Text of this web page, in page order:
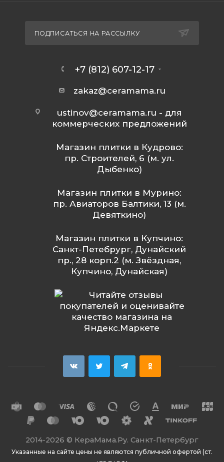
ПОДПИСАТЬСЯ НА РАССЫЛКУ
+7 (812) 607-12-17
zakaz@ceramama.ru
ustinov@ceramama.ru - для
коммерческих предложений
Магазин плитки в Кудрово:
пр. Строителей, 6 (м. ул.
Дыбенко)
Магазин плитки в Мурино:
пр. Авиаторов Балтики, 13 (м.
Девяткино)
Магазин плитки в Купчино:
Санкт-Петебрург, Дунайский
пр., 28 корп.2 (м. Звёздная,
Купчино, Дунайская)
2014-2026 © КераМама.Ру. Санкт-Петербург
Указанные на сайте цены не являются публичной офертой (ст.